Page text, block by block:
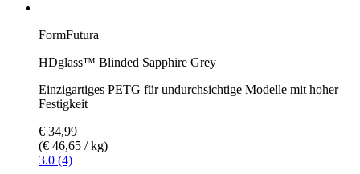
FormFutura
HDglass™ Blinded Sapphire Grey
Einzigartiges PETG für undurchsichtige Modelle mit hoher
Festigkeit
€ 34,99
(€ 46,65 / kg)
3.0 (4)